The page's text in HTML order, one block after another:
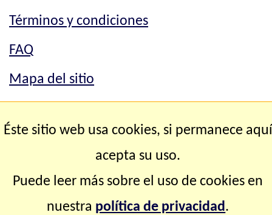
Términos y condiciones
FAQ
Mapa del sitio
Contacto
Copyright © 2.000-2.028 Fisicanet ® Todos los
derechos reservados
Éste sitio web usa cookies, si permanece aquí
acepta su uso.
Puede leer más sobre el uso de cookies en
nuestra política de privacidad.